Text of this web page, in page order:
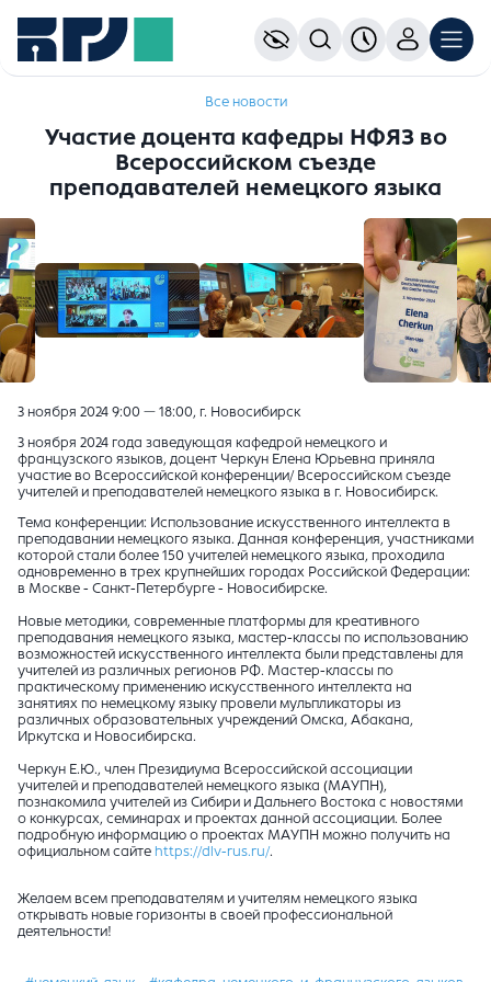
Все новости
Участие доцента кафедры НФЯЗ во
Всероссийском съезде
преподавателей немецкого языка
3 ноября 2024 9:00 — 18:00, г. Новосибирск
3 ноября 2024 года заведующая кафедрой немецкого и
французского языков, доцент Черкун Елена Юрьевна приняла
участие во Всероссийской конференции/ Всероссийском съезде
учителей и преподавателей немецкого языка в г. Новосибирск.
Тема конференции: Использование искусственного интеллекта в
преподавании немецкого языка. Данная конференция, участниками
которой стали более 150 учителей немецкого языка, проходила
одновременно в трех крупнейших городах Российской Федерации:
в Москве - Санкт-Петербурге - Новосибирске.
Новые методики, современные платформы для креативного
преподавания немецкого языка, мастер-классы по использованию
возможностей искусственного интеллекта были представлены для
учителей из различных регионов РФ. Мастер-классы по
практическому применению искусственного интеллекта на
занятиях по немецкому языку провели мульпликаторы из
различных образовательных учреждений Омска, Абакана,
Иркутска и Новосибирска.
‍Черкун Е.Ю., член Президиума Всероссийской ассоциации
учителей и преподавателей немецкого языка (МАУПН),
познакомила учителей из Сибири и Дальнего Востока с новостями
о конкурсах, семинарах и проектах данной ассоциации. Более
подробную информацию о проектах МАУПН можно получить на
официальном сайте https://dlv-rus.ru/.
Желаем всем преподавателям и учителям немецкого языка
открывать новые горизонты в своей профессиональной
деятельности!